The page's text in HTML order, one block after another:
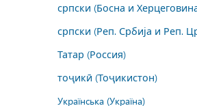
српски (Босна и
српски (Реп. Србија и Реп.
Татар (Россия)
тоҷикӣ (Тоҷикистон)
Українська (Україна)